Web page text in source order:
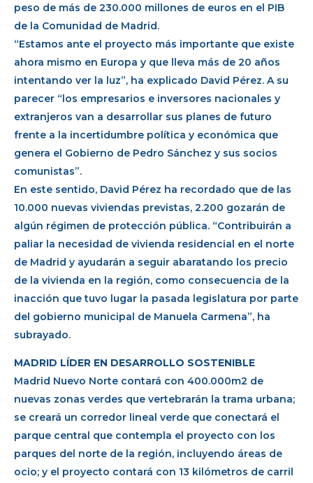
peso de más de 230.000 millones de euros en el PIB
de la Comunidad de Madrid.
“Estamos ante el proyecto más importante que existe
ahora mismo en Europa y que lleva más de 20 años
intentando ver la luz”, ha explicado David Pérez. A su
parecer “los empresarios e inversores nacionales y
extranjeros van a desarrollar sus planes de futuro
frente a la incertidumbre política y económica que
genera el Gobierno de Pedro Sánchez y sus socios
comunistas”.
En este sentido, David Pérez ha recordado que de las
10.000 nuevas viviendas previstas, 2.200 gozarán de
algún régimen de protección pública. “Contribuirán a
paliar la necesidad de vivienda residencial en el norte
de Madrid y ayudarán a seguir abaratando los precio
de la vivienda en la región, como consecuencia de la
inacción que tuvo lugar la pasada legislatura por parte
del gobierno municipal de Manuela Carmena”, ha
subrayado.
MADRID LÍDER EN DESARROLLO SOSTENIBLE
Madrid Nuevo Norte contará con 400.000m2 de
nuevas zonas verdes que vertebrarán la trama urbana;
se creará un corredor lineal verde que conectará el
parque central que contempla el proyecto con los
parques del norte de la región, incluyendo áreas de
ocio; y el proyecto contará con 13 kilómetros de carril